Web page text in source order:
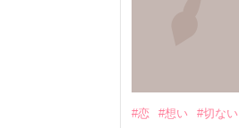
#恋 #想い #切ない